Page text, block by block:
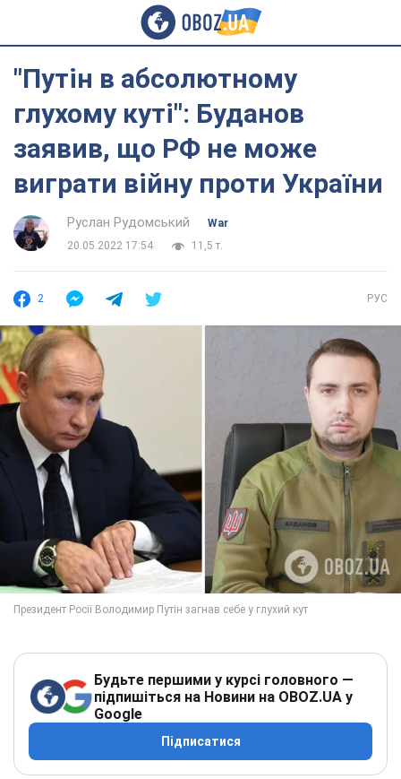
"Путін в абсолютному
глухому куті": Буданов
заявив, що РФ не може
виграти війну проти України
Руслан Рудомський
War
20.05.2022 17:54
11,5 т.
2 РУС
Будьте першими у курсі головного —
підпишіться на Новини на OBOZ.UA у
Google
Підписатися